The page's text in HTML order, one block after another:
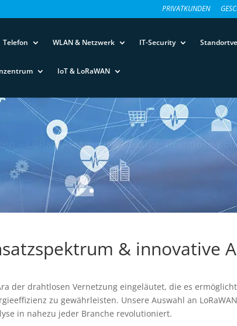
PRIVATKUNDEN
Telefon WLAN & Netzwerk IT-Security
IoT & LoRaWAN
– LoRaWAN für zuverlässige, drahtlose
& innovative
der drahtlosen Vernetzung eingeläutet, die es
zu gewährleisten. Unsere Auswahl an
in nahezu jeder Branche revolutioniert.